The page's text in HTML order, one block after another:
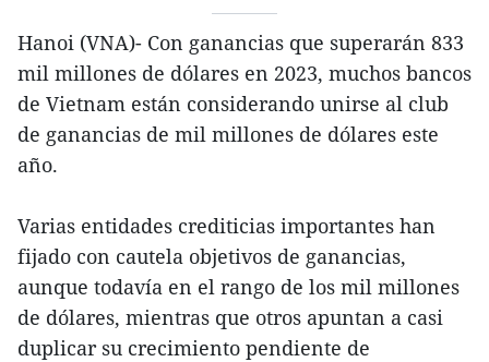
Hanoi (VNA)- Con ganancias que superarán 833
mil millones de dólares en 2023, muchos bancos
de Vietnam están considerando unirse al club
de ganancias de mil millones de dólares este
año.
Varias entidades crediticias importantes han
fijado con cautela objetivos de ganancias,
aunque todavía en el rango de los mil millones
de dólares, mientras que otros apuntan a casi
duplicar su crecimiento pendiente de